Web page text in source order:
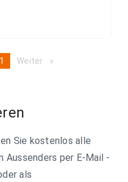
You're
1 Weiter page
Sie kostenlos alle
Aussenders per E-Mail -
als